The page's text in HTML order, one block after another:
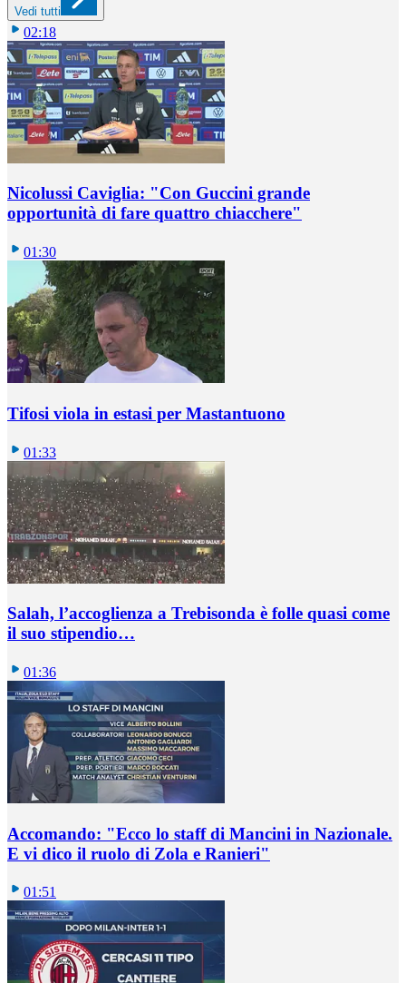
Vedi tutti
02:18
Nicolussi Caviglia: "Con Guccini grande
opportunità di fare quattro chiacchere"
01:30
Tifosi viola in estasi per Mastantuono
01:33
Salah, l’accoglienza a Trebisonda è folle quasi come
il suo stipendio…
01:36
Accomando: "Ecco lo staff di Mancini in Nazionale.
E vi dico il ruolo di Zola e Ranieri"
01:51